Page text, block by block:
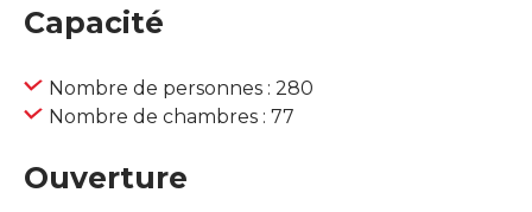
Capacité
Nombre de personnes : 280
Nombre de chambres : 77
Ouverture